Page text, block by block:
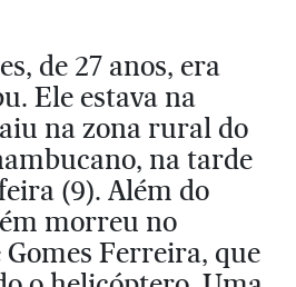
de 27 anos, era
Ele estava na
na zona rural do
na tarde
(9). Além do
morreu no
Ferreira, que